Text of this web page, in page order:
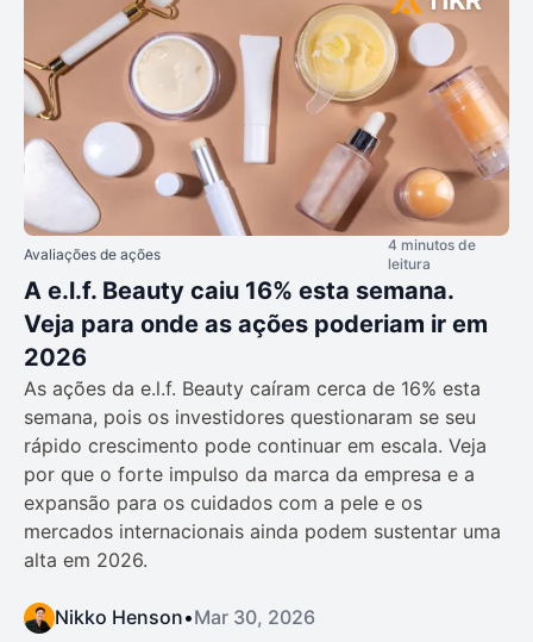
Avaliações de ações
4 minutos de
leitura
A e.l.f. Beauty caiu 16% esta semana.
Veja para onde as ações poderiam ir em
2026
As ações da e.l.f. Beauty caíram cerca de 16% esta
semana, pois os investidores questionaram se seu
rápido crescimento pode continuar em escala. Veja
por que o forte impulso da marca da empresa e a
expansão para os cuidados com a pele e os
mercados internacionais ainda podem sustentar uma
alta em 2026.
Nikko Henson•Mar 30, 2026